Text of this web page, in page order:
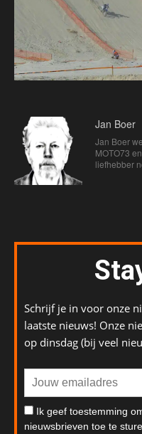
Jan Boer
Jan Boer
MOTO73
liefhebber
Schrijf je in voor onze
laatste nieuws! Onze
op dinsdag (bij veel
Ik geef toestemming
nieuwsbrieven toe te